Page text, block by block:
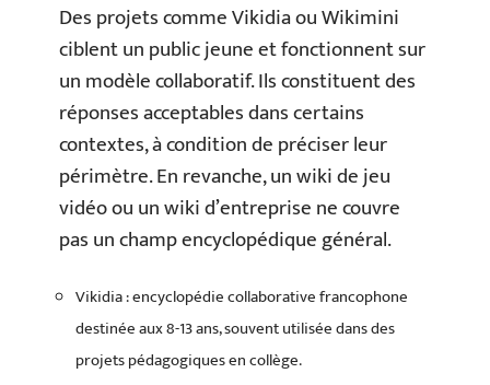
Des projets comme Vikidia ou Wikimini
ciblent un public jeune et fonctionnent sur
un modèle collaboratif. Ils constituent des
réponses acceptables dans certains
contextes, à condition de préciser leur
périmètre. En revanche, un wiki de jeu
vidéo ou un wiki d’entreprise ne couvre
pas un champ encyclopédique général.
Vikidia : encyclopédie collaborative francophone
destinée aux 8-13 ans, souvent utilisée dans des
projets pédagogiques en collège.